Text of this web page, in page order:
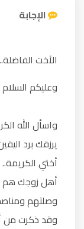
الإجابة
الأخت
وعليكم
واسأل الله
يرزقك برد
أختي الكريمة..
أهل زوجك هم
وصلتهم
وقد ذكرت من